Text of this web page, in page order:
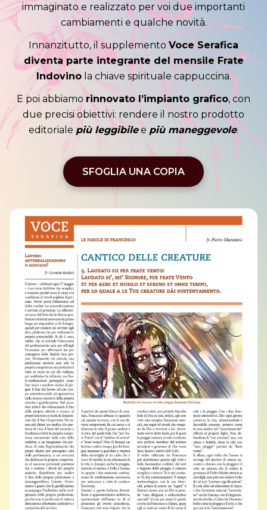
immaginato e realizzato per voi due importanti
cambiamenti e qualche novità.
Innanzitutto, il supplementoVoce Serafica
diventa parte integrante del mensile Frate
Indovinola chiave spirituale cappuccina.
E poi abbiamorinnovato l’impianto grafico, con
due precisi obiettivi: rendere il nostro prodotto
editoriale più leggibilee più maneggevole.
SFOGLIA UNA COPIA